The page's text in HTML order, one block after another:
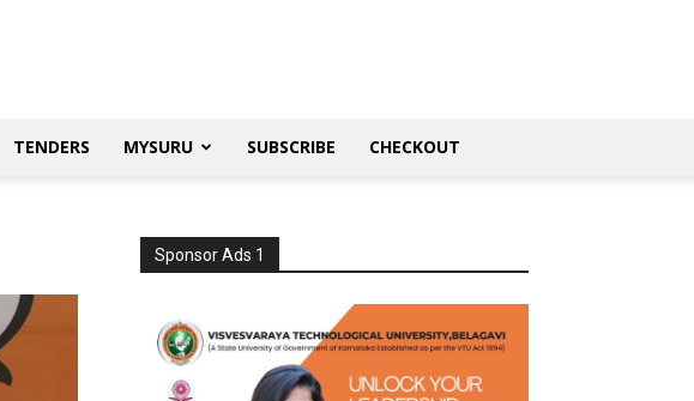
TENDERS MYSURU SUBSCRIBE CHECKOUT
Sponsor Ads 1